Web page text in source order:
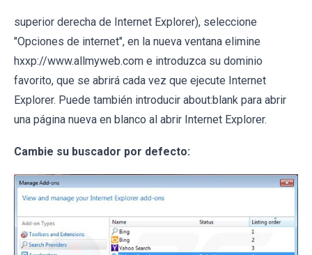
superior derecha de Internet Explorer), seleccione
"Opciones de internet", en la nueva ventana elimine
hxxp://www.allmyweb.com e introduzca su dominio
favorito, que se abrirá cada vez que ejecute Internet
Explorer. Puede también introducir about:blank para abrir
una página nueva en blanco al abrir Internet Explorer.
Cambie su buscador por defecto: